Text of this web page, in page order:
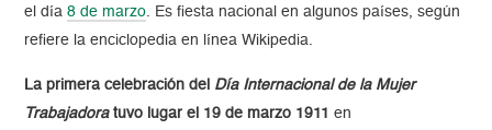
el día8 de marzo. Es fiesta nacional en algunos países, según
refiere la enciclopedia en línea Wikipedia.
La primera celebración del Día Internacional de la Mujer
Trabajadoratuvo lugar el 19 de marzo 1911 en